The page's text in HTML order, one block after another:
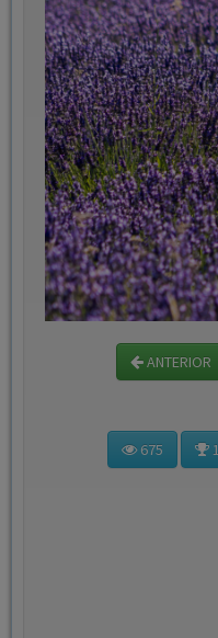
ANTERIOR
675 1